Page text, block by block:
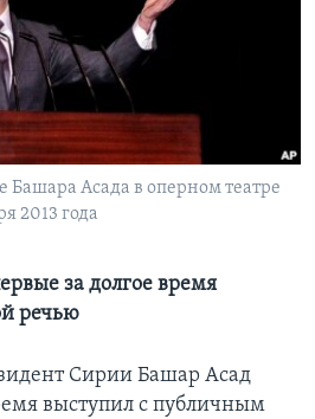
Башара Асада в оперном театре
2013 года
за долгое время
речью
Сирии Башар Асад
выступил с публичным